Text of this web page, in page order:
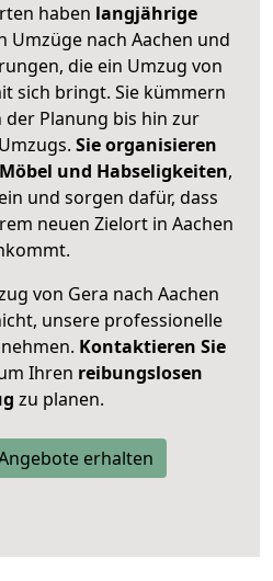
haben langjährige
Umzüge nach Aachen und
die ein Umzug von
sich bringt. Sie kümmern
der Planung bis hin zur
Sie organisieren
und Habseligkeiten,
und sorgen dafür, dass
neuen Zielort in Aachen
von Gera nach Aachen
unsere professionelle
Kontaktieren Sie
Ihren reibungslosen
zu planen.
erhalten